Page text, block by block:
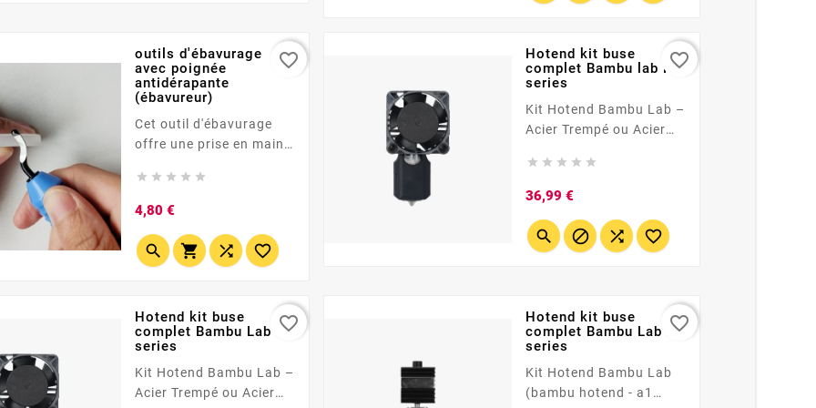
plus.
outils d'ébavurage
avec poignée
antidérapante
(ébavureur)
Cet outil d'ébavurage
offre une prise en main
    
4,80 €Prix
   
favorite_border
Hotend kit buse
complet Bambu lab P1
series
Kit Hotend Bambu Lab –
Acier Trempé ou Acier
0.6 / 0.8 mm)** Hotend
haute qualité
disponible en plusieurs
diamètres et matériaux.
filaments abrasifs, ou
l’acier inoxydable pour
une impression
alimentaire ou sans
laiton. Précision,
    
36,99 €Prix
   
favorite_border
Hotend kit buse
complet Bambu Lab X1
series
Kit Hotend Bambu Lab –
Acier Trempé ou Acier
favorite_border
Hotend kit buse
complet Bambu Lab A1
series
Kit Hotend Bambu Lab
(bambu hotend - a1
favorite_border